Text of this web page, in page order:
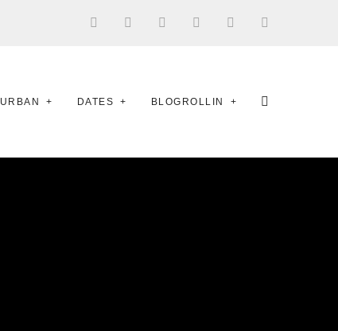
URBAN DATES BLOGROLLIN